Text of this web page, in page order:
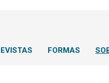
FORMAS